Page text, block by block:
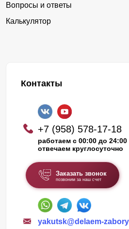
Вопросы и ответы
Калькулятор
Контакты
+7 (958) 578-17-18
работаем с 00:00 до 24:00
отвечаем круглосуточно
Заказать звонок
позвоним за наш счет
yakutsk@delaem-